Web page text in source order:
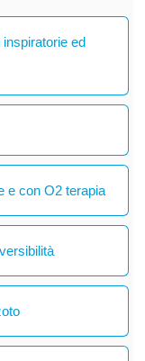
ed
e con O2 terapia